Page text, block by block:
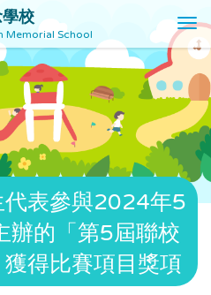
校
Memorial School
T
o
g
l
e
v
i
代表參與2024年5
辦的「第5屆聯校
得比賽項目獎項